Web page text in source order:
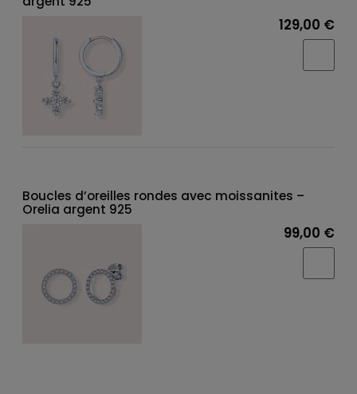
129,00 €
Boucles d’oreilles rondes avec moissanites –
Orelia argent 925
99,00 €